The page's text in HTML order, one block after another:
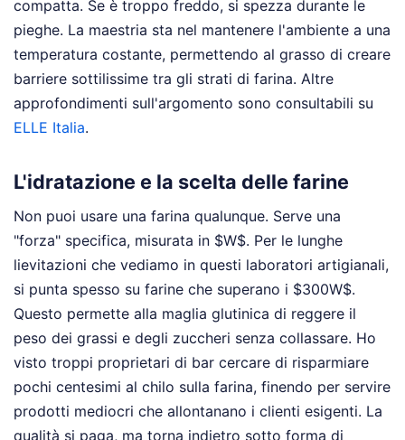
compatta. Se è troppo freddo, si spezza durante le
pieghe. La maestria sta nel mantenere l'ambiente a una
temperatura costante, permettendo al grasso di creare
barriere sottilissime tra gli strati di farina. Altre
approfondimenti sull'argomento sono consultabili su
ELLE Italia.
L'idratazione e la scelta delle farine
Non puoi usare una farina qualunque. Serve una
"forza" specifica, misurata in $W$. Per le lunghe
lievitazioni che vediamo in questi laboratori artigianali,
si punta spesso su farine che superano i $300W$.
Questo permette alla maglia glutinica di reggere il
peso dei grassi e degli zuccheri senza collassare. Ho
visto troppi proprietari di bar cercare di risparmiare
pochi centesimi al chilo sulla farina, finendo per servire
prodotti mediocri che allontanano i clienti esigenti. La
qualità si paga, ma torna indietro sotto forma di